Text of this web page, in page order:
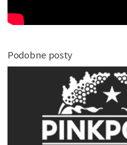
Podobne posty